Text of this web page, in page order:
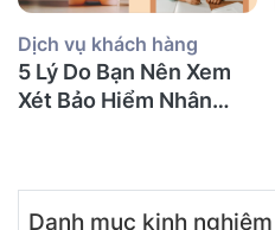
Dịch vụ khách hàng
5 Lý Do Bạn Nên Xem
Xét Bảo Hiểm Nhân
Danh mục kinh nghiệm